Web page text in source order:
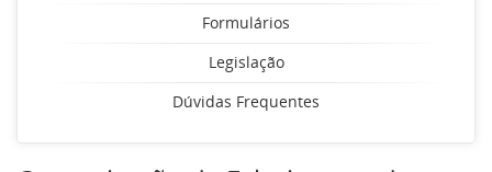
Formulários
Legislação
Dúvidas Frequentes